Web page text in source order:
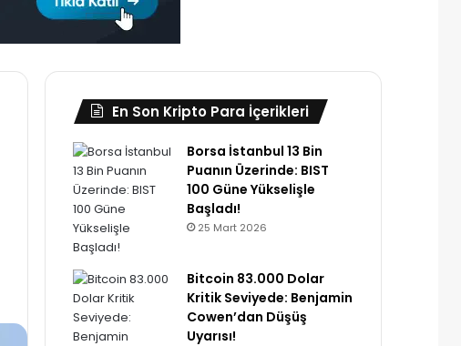
En Son Kripto Para İçerikleri
Borsa İstanbul 13 Bin
Puanın Üzerinde: BIST
100 Güne Yükselişle
Başladı!
25 Mart 2026
Bitcoin 83.000 Dolar
Kritik Seviyede: Benjamin
Cowen’dan Düşüş
Uyarısı!